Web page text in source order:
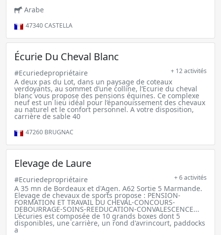
Arabe
47340CASTELLA
Écurie Du Cheval Blanc
#Ecuriedepropriétaire + 12 activités
A deux pas du Lot, dans un paysage de coteaux
verdoyants, au sommet d’une colline, l’Ecurie du cheval
blanc vous propose des pensions équines. Ce complexe
neuf est un lieu idéal pour l’épanouissement des chevaux
au naturel et le confort personnel. A votre disposition,
carrière de sable 40
47260 BRUGNAC
Elevage de Laure
#Ecuriedepropriétaire + 6 activités
A 35 mn de Bordeaux et d'Agen. A62 Sortie 5 Marmande.
Elevage de chevaux de sports propose : PENSION-
FORMATION ET TRAVAIL DU CHEVAL-CONCOURS-
DEBOURRAGE-SOINS-REEDUCATION-CONVALESCENCE...
L'écuries est composée de 10 grands boxes dont 5
disponibles, une carrière, un rond d'avrincourt, paddocks
a